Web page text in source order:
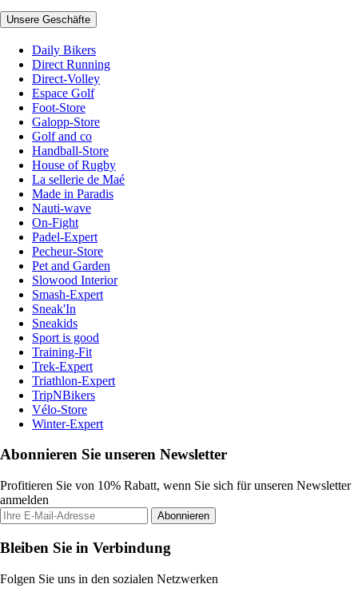
Unsere Geschäfte
Daily Bikers
Direct Running
Direct-Volley
Espace Golf
Foot-Store
Galopp-Store
Golf and co
Handball-Store
House of Rugby
La sellerie de Maé
Made in Paradis
Nauti-wave
On-Fight
Padel-Expert
Pecheur-Store
Pet and Garden
Slowood Interior
Smash-Expert
Sneak'In
Sneakids
Sport is good
Training-Fit
Trek-Expert
Triathlon-Expert
TripNBikers
Vélo-Store
Winter-Expert
Abonnieren Sie unseren Newsletter
Profitieren Sie von 10% Rabatt, wenn Sie sich für unseren Newsletter
anmelden
Abonnieren
Bleiben Sie in Verbindung
Folgen Sie uns in den sozialen Netzwerken